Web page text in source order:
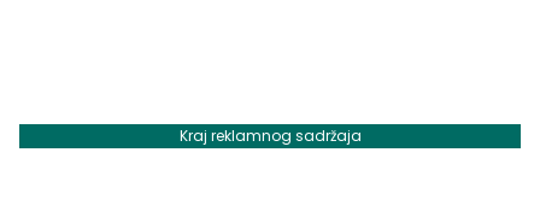
Kraj reklamnog sadržaja